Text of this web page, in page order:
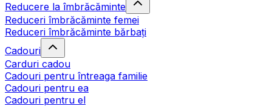
Reducere la îmbrăcăminte
Reduceri îmbrăcăminte femei
Reduceri îmbrăcăminte bărbați
Cadouri
Carduri cadou
Cadouri pentru întreaga familie
Cadouri pentru ea
Cadouri pentru el